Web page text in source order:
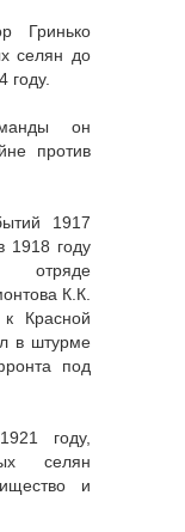
Гринько
селян до
году.
он
против
1917
1918 году
отряде
К.К.
Красной
в штурме
под
году,
селян
и